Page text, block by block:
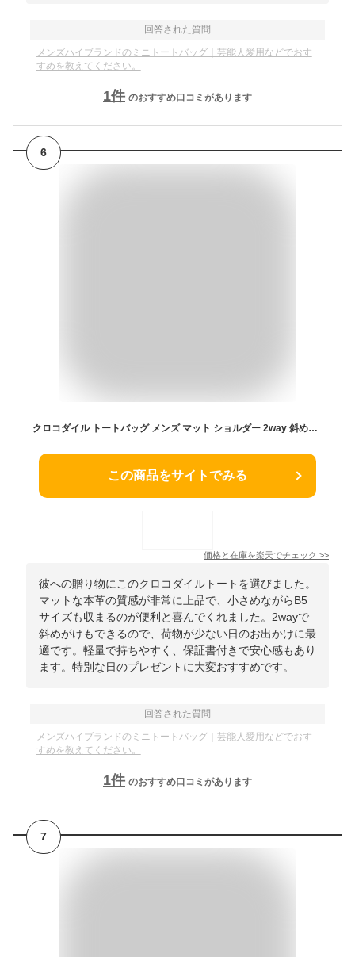
回答された質問
メンズハイブランドのミニトートバッグ｜芸能人愛用などでおす
すめを教えてください。
1件 のおすすめ口コミがあります
6
クロコダイル トートバッグ メンズ マット ショルダー 2way 斜めがけ 上品 軽量 ミニ ミニトート 小さめ b5 鞄 クロコ 本革 ワニ革 革 レザー レザーバッグ メンズバッグ 安心 保証書 付き 誕生日 プレゼント ギフト 4FA (06001917-mens-1r)
この商品をサイトでみる
価格と在庫を楽天でチェック >>
彼への贈り物にこのクロコダイルトートを選びました。
マットな本革の質感が非常に上品で、小さめながらB5
サイズも収まるのが便利と喜んでくれました。2wayで
斜めがけもできるので、荷物が少ない日のお出かけに最
適です。軽量で持ちやすく、保証書付きで安心感もあり
ます。特別な日のプレゼントに大変おすすめです。
回答された質問
メンズハイブランドのミニトートバッグ｜芸能人愛用などでおす
すめを教えてください。
1件 のおすすめ口コミがあります
7